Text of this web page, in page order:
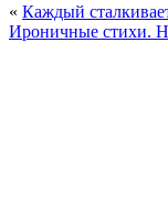
« Каждый
Ироничные стихи.